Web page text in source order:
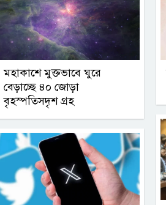
মহাকাশে মুক্তভাবে ঘুরে
বেড়াচ্ছে ৪০ জোড়া
বৃহস্পতিসদৃশ গ্রহ